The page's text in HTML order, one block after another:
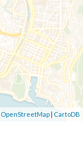
OpenStreetMap | CartoDB